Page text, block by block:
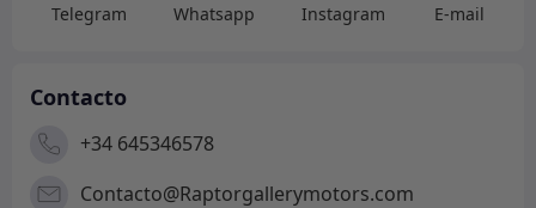
Telegram Whatsapp Instagram E-mail
Contacto
+34 645346578
Contacto@Raptorgallerymotors.com